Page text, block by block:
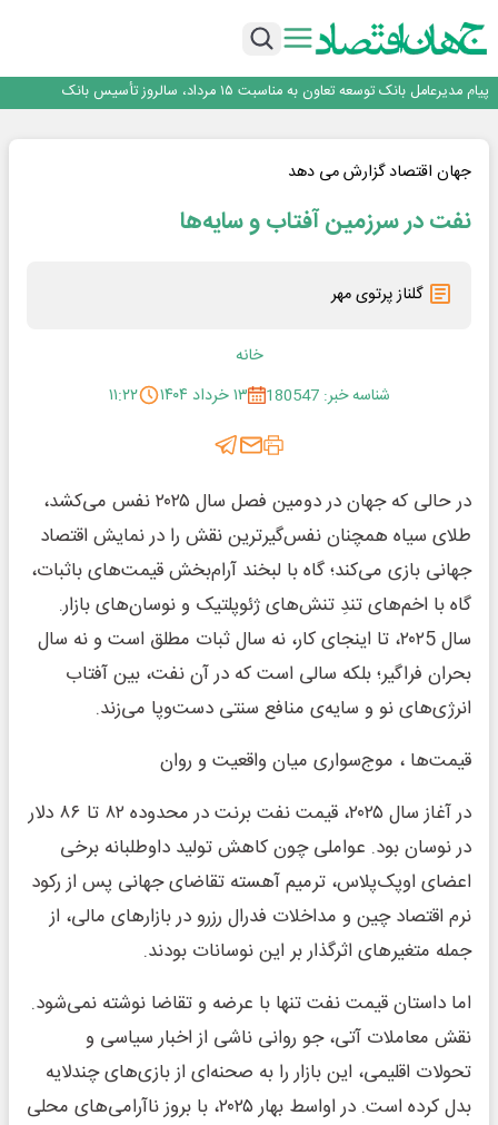
مشتریان
بانک مهر ایران بیش از ۷۰ میلیارد تومان به برنامه‌های مسئولیت اجتماعی اختصاص
پیام مدیرعامل بانک توسعه تعاون به مناسبت ۱۵ مرداد، سالروز تأسیس بانک
اجرای برنامه تحول بانک با تمرکز بر منابع پایدار، درآمدهای کارمزدی و بازسازی اعتماد
مشتریان
بانک مهر ایران بیش از ۷۰ میلیارد تومان به برنامه‌های مسئولیت اجتماعی اختصاصجهان اقتصاد گزارش می دهد
نفت در سرزمین آفتاب و سایه‌ها
گلناز پرتوی مهر
خانه
شناسه خبر: 180547
۱۳ خرداد ۱۴۰۴ ۱۱:۲۲
در حالی که جهان در دومین فصل سال ۲۰۲۵ نفس می‌کشد،
طلای سیاه همچنان نفس‌گیرترین نقش را در نمایش اقتصاد
جهانی بازی می‌کند؛ گاه با لبخند آرام‌بخش قیمت‌های باثبات،
گاه با اخم‌های تندِ تنش‌های ژئوپلتیک و نوسان‌های بازار.
سال ۲۰۲5، تا اینجای کار، نه سال ثبات مطلق است و نه سال
بحران فراگیر؛ بلکه سالی است که در آن نفت، بین آفتاب
انرژی‌های نو و سایه‌ی منافع سنتی دست‌وپا می‌زند.
قیمت‌ها ، موج‌سواری میان واقعیت و روان
در آغاز سال ۲۰۲۵، قیمت نفت برنت در محدوده ۸۲ تا ۸۶ دلار
در نوسان بود. عواملی چون کاهش تولید داوطلبانه برخی
اعضای اوپک‌پلاس، ترمیم آهسته تقاضای جهانی پس از رکود
نرم اقتصاد چین و مداخلات فدرال رزرو در بازارهای مالی، از
جمله متغیرهای اثرگذار بر این نوسانات بودند.
اما داستان قیمت نفت تنها با عرضه و تقاضا نوشته نمی‌شود.
نقش معاملات آتی، جو روانی ناشی از اخبار سیاسی و
تحولات اقلیمی، این بازار را به صحنه‌ای از بازی‌های چندلایه
بدل کرده است. در اواسط بهار ۲۰۲۵، با بروز ناآرامی‌های محلی